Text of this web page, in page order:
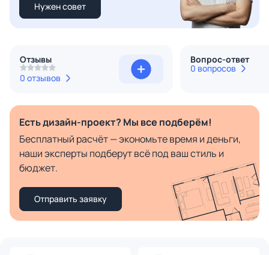
Нужен совет
Отзывы
0 отзывов
Вопрос-ответ
0 вопросов
Есть дизайн-проект? Мы все подберём!
Бесплатный расчёт — экономьте время и деньги,
наши эксперты подберут всё под ваш стиль и
бюджет.
Отправить заявку